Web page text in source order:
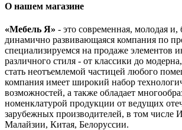
О нашем магазине
«Мебель Я» - это современная, молодая и,
динамично развивающаяся компания по
специализируемся на продаже элементов
различного стиля - от классики до
стать неотъемлемой частицей любого
компания имеет широкий набор
возможностей, а также обладает
номенклатурой продукции от ведущих
зарубежных производителей, в том числе
Малайзии, Китая, Белоруссии.